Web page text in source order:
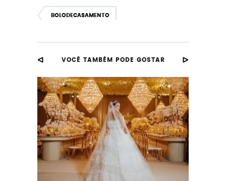
BOLODECASAMENTO
CASAMENTOS CRISTOREDENTOR
DECORAÇAOAOARLIVRE
DECORAÇÃOCLÁSSICA
DECORAÇÃOCOMFLORES
VOCÊ TAMBÉM PODE GOSTAR